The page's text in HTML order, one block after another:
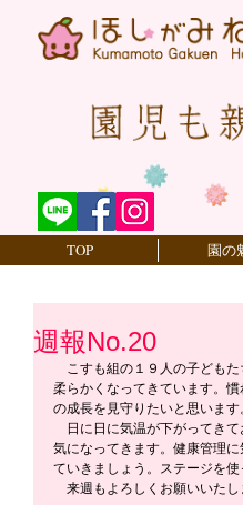
TOP 園の
週報No.20
こすも組の１９人の子どもた
柔らかくなってきています。
の成長を見守りたいと思います
日に日に気温が下がってきて
気になってきます。健康管理
ていきましょう。ステージを
来週もよろしくお願いいたし